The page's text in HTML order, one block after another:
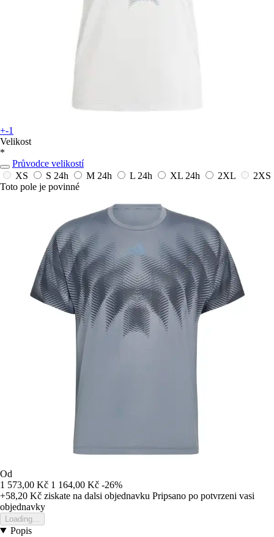
+-1
Velikost
*
Průvodce velikostí
XS
S 24h M 24h L 24h XL 24h 2XL
2XS
Toto pole je povinné
Od
1 573,00 Kč 1 164,00 Kč -26%
+58,20 Kč ziskate na dalsi objednavku Pripsano po potvrzeni vasi
objednavky
Loading...
Popis